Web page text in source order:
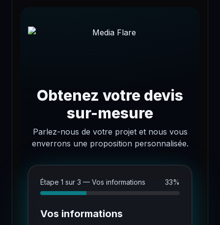
Obtenez votre devis
sur-mesure
Parlez-nous de votre projet et nous vous
enverrons une proposition personnalisée.
Étape 1 sur 3 — Vos informations 33%
Vos informations